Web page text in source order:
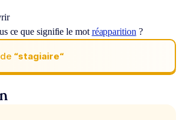
ce que signifie le mot réapparition ?
“stagiaire“